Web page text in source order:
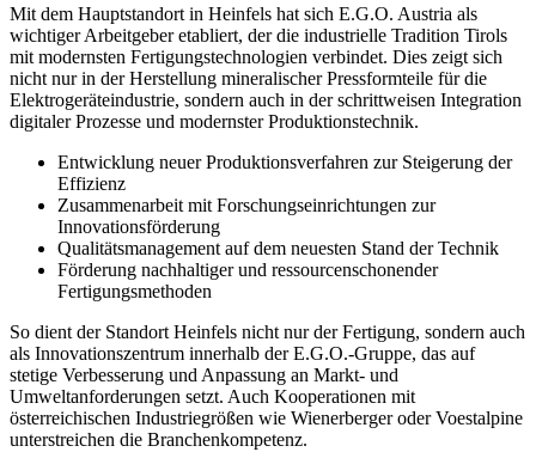
Mit dem Hauptstandort in Heinfels hat sich E.G.O. Austria als
wichtiger Arbeitgeber etabliert, der die industrielle Tradition Tirols
mit modernsten Fertigungstechnologien verbindet. Dies zeigt sich
nicht nur in der Herstellung mineralischer Pressformteile für die
Elektrogeräteindustrie, sondern auch in der schrittweisen Integration
digitaler Prozesse und modernster Produktionstechnik.
Entwicklung neuer Produktionsverfahren zur Steigerung der
Effizienz
Zusammenarbeit mit Forschungseinrichtungen zur
Innovationsförderung
Qualitätsmanagement auf dem neuesten Stand der Technik
Förderung nachhaltiger und ressourcenschonender
Fertigungsmethoden
So dient der Standort Heinfels nicht nur der Fertigung, sondern auch
als Innovationszentrum innerhalb der E.G.O.-Gruppe, das auf
stetige Verbesserung und Anpassung an Markt- und
Umweltanforderungen setzt. Auch Kooperationen mit
österreichischen Industriegrößen wie Wienerberger oder Voestalpine
unterstreichen die Branchenkompetenz.